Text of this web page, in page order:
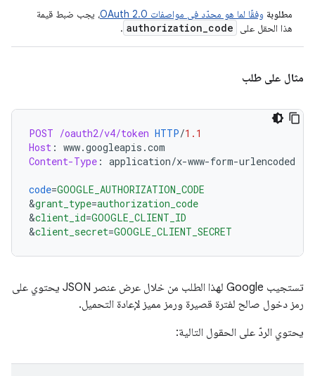
مطلوبة وفقًا لما هو محدّد في مواصفات OAuth 2.0
، يجب ضبط قيمة
هذا الحقل على
authorization_code
.
مثال على طلب
POST /oauth2/v4/token HTTP/1.1
Host : www.googleapis.com
Content-Type : application/x-www-form-urlencoded
code=GOOGLE_AUTHORIZATION_CODE
&grant_type=authorization_code
&client_id=GOOGLE_CLIENT_ID
&client_secret=GOOGLE_CLIENT_SECRET
تستجيب Google لهذا الطلب من خلال عرض عنصر JSON يحتوي على
رمز دخول صالح لفترة قصيرة ورمز مميز لإعادة التحميل.
يحتوي الردّ على الحقول التالية: